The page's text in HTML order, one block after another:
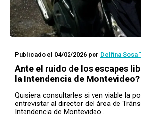
Publicado el 04/02/2026 por Delfina Sosa
Ante el ruido de los escapes
la Intendencia de Montevideo?
Quisiera consultarles si ven viable la
entrevistar al director del área de
Intendencia de Montevideo…